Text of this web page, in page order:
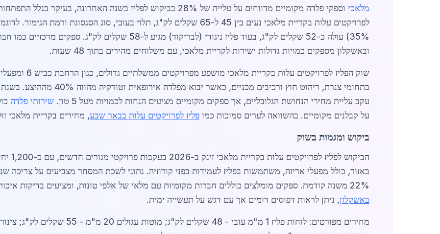
מלאכי
וספקי פלדה מקומיים מדווחים על עלייה של 28% בביקוש לפליז בשנה
35%) עולה כ-52 שקלים לק"ג, בעוד פליז ניגודי (לבריקוד) מגיע ל-58 שקלים לק"ג. ספקים מרכזיים כמו חברות ב
ובאשקלון מספקים כמויות גדולות ישירות לקריית מלאכי, עם משלוחים מהירים בתוך 48 שעות.
שוק הפליז
עקב עליית מחירי הנחושת הגלובליים, אך ספקים מקומיים מציעים הנחות לכמויות מעל 5 טון.
שירותי פלדה
על קבלנים מקומיים. בהשוואה לערים סמוכות כמו פליז לפרויקטים עלות בבאר שבע, מחירים בקריית מלאכי זולים יותר ב-8% בגלל
ביקוש ומגמות בשוק
22% משנה קודמת. ספקים מומלצים כוללים חברות מקומיות עם מלאי של אלפי טונות, ומציעים בדיקות איכות ISO 9001. בפנייה ל
באשקלון, ניתן לראות דפוסים דומים אך עם דגש על תעשייה ימית.